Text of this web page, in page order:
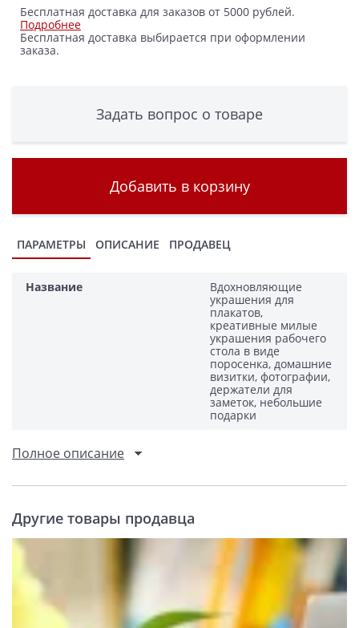
Бесплатная доставка для заказов от 5000 рублей.
Подробнее
Бесплатная доставка выбирается при оформлении
заказа.
Задать вопрос о товаре
Добавить в корзину
ПАРАМЕТРЫ ОПИСАНИЕ ПРОДАВЕЦ
Название
Вдохновляющие
украшения для
плакатов,
креативные милые
украшения рабочего
стола в виде
поросенка, домашние
визитки, фотографии,
держатели для
заметок, небольшие
подарки
Полное описание
Другие товары продавца